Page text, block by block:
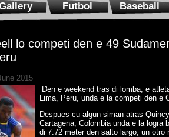
Futbol Baseball
lo competi den e 49
2015
Den e weekend tras di lomba, e
Lima, Peru, unda e la competi den e
Despues cu algun siman atras
Cartagena, Colombia unda e la logra
di 7.72 meter den salto largo, un otro